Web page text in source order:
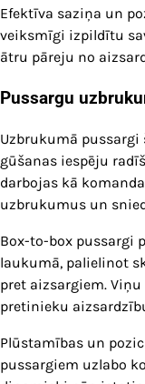
Efektīva saziņa un
veiksmīgi izpildītu
ātru pāreju no
Pussargu
Uzbrukumā
gūšanas iespēju
darbojas kā
uzbrukumus un
Box-to-box pussargi
laukumā, palielinot
pret aizsargiem.
pretinieku
Plūstamības un
pussargiem uzlabo